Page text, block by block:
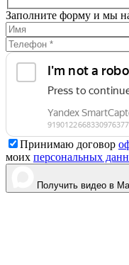
Заполните форму и мы
Принимаю договор
моих персональных
Получить видео в